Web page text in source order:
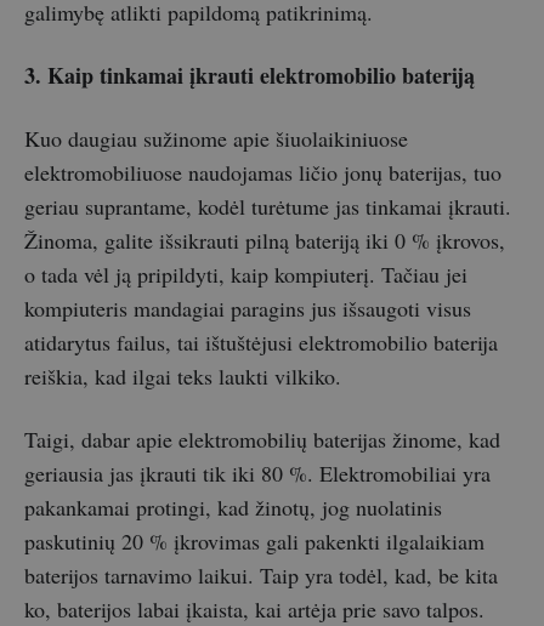
galimybę atlikti papildomą patikrinimą.
3. Kaip tinkamai įkrauti elektromobilio bateriją
Kuo daugiau sužinome apie šiuolaikiniuose
elektromobiliuose naudojamas ličio jonų baterijas, tuo
geriau suprantame, kodėl turėtume jas tinkamai įkrauti.
Žinoma, galite išsikrauti pilną bateriją iki 0 % įkrovos,
o tada vėl ją pripildyti, kaip kompiuterį. Tačiau jei
kompiuteris mandagiai paragins jus išsaugoti visus
atidarytus failus, tai ištuštėjusi elektromobilio baterija
reiškia, kad ilgai teks laukti vilkiko.
Taigi, dabar apie elektromobilių baterijas žinome, kad
geriausia jas įkrauti tik iki 80 %. Elektromobiliai yra
pakankamai protingi, kad žinotų, jog nuolatinis
paskutinių 20 % įkrovimas gali pakenkti ilgalaikiam
baterijos tarnavimo laikui. Taip yra todėl, kad, be kita
ko, baterijos labai įkaista, kai artėja prie savo talpos.